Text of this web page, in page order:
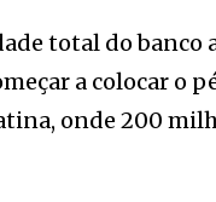
total do banco
a colocar o
onde 200